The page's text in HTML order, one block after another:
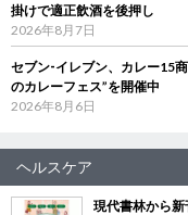
掛けで適正飲酒を後押し
2026年8月7日
セブン‐イレブン、カレー15
のカレーフェス”を開催中
2026年8月6日
ヘルスケア
現代書林から